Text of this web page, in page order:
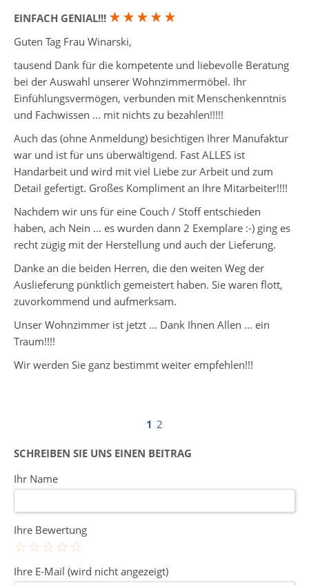
EINFACH GENIAL!!!
Guten Tag Frau Winarski,
tausend Dank für die kompetente und liebevolle Beratung
bei der Auswahl unserer Wohnzimmermöbel. Ihr
Einfühlungsvermögen, verbunden mit Menschenkenntnis
und Fachwissen ... mit nichts zu bezahlen!!!!!
Auch das (ohne Anmeldung) besichtigen Ihrer Manufaktur
war und ist für uns überwältigend. Fast ALLES ist
Handarbeit und wird mit viel Liebe zur Arbeit und zum
Detail gefertigt. Großes Kompliment an Ihre Mitarbeiter!!!!
Nachdem wir uns für eine Couch / Stoff entschieden
haben, ach Nein ... es wurden dann 2 Exemplare :-) ging es
recht zügig mit der Herstellung und auch der Lieferung.
Danke an die beiden Herren, die den weiten Weg der
Auslieferung pünktlich gemeistert haben. Sie waren flott,
zuvorkommend und aufmerksam.
Unser Wohnzimmer ist jetzt ... Dank Ihnen Allen ... ein
Traum!!!!
Wir werden Sie ganz bestimmt weiter empfehlen!!!
1 2
SCHREIBEN SIE UNS EINEN BEITRAG
Ihr Name
Ihre Bewertung
Ihre E-Mail (wird nicht angezeigt)